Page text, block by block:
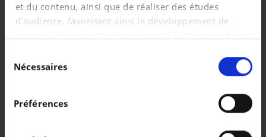
et du contenu, ainsi que de réaliser des études
d’audience, favorisant ainsi le développement de
services. Vous avez le choix quant à l'utilisation de vos
retirer votre consentement à tout moment en
consultant la Déclaration relative aux cookies ou en
duNécessaires
Préférences